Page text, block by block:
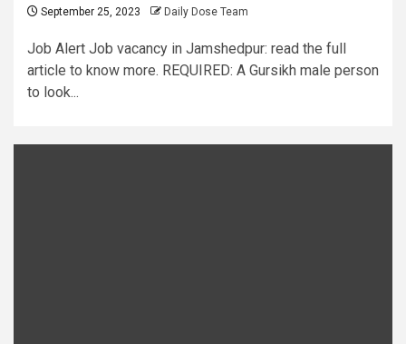
September 25, 2023 Daily Dose Team
Job Alert Job vacancy in Jamshedpur: read the full
article to know more. REQUIRED: A Gursikh male person
to look...